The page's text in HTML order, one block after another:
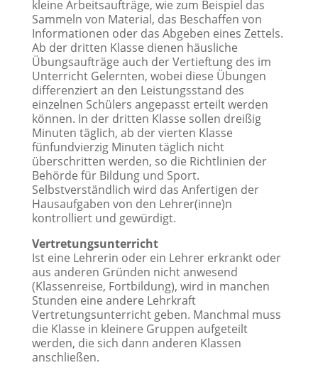
kleine Arbeitsaufträge, wie zum Beispiel das
Sammeln von Material, das Beschaffen von
Informationen oder das Abgeben eines Zettels.
Ab der dritten Klasse dienen häusliche
Übungsaufträge auch der Vertieftung des im
Unterricht Gelernten, wobei diese Übungen
differenziert an den Leistungsstand des
einzelnen Schülers angepasst erteilt werden
können. In der dritten Klasse sollen dreißig
Minuten täglich, ab der vierten Klasse
fünfundvierzig Minuten täglich nicht
überschritten werden, so die Richtlinien der
Behörde für Bildung und Sport.
Selbstverständlich wird das Anfertigen der
Hausaufgaben von den Lehrer(inne)n
kontrolliert und gewürdigt.
Vertretungsunterricht
Ist eine Lehrerin oder ein Lehrer erkrankt oder
aus anderen Gründen nicht anwesend
(Klassenreise, Fortbildung), wird in manchen
Stunden eine andere Lehrkraft
Vertretungsunterricht geben. Manchmal muss
die Klasse in kleinere Gruppen aufgeteilt
werden, die sich dann anderen Klassen
anschließen.